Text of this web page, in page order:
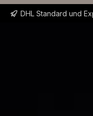
DHL Standard und